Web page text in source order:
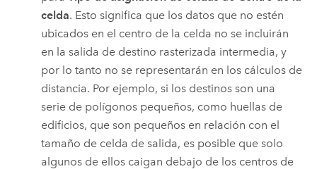
celda. Esto significa que los datos que no estén
ubicados en el centro de la celda no se incluirán
en la salida de destino rasterizada intermedia, y
por lo tanto no se representarán en los cálculos de
distancia. Por ejemplo, si los destinos son una
serie de polígonos pequeños, como huellas de
edificios, que son pequeños en relación con el
tamaño de celda de salida, es posible que solo
algunos de ellos caigan debajo de los centros de